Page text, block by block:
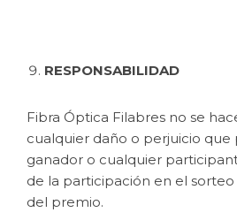
RESPONSABILIDAD
Fibra Óptica Filabres no se
cualquier daño o perjuicio que
ganador o cualquier
de la participación en el
del premio.